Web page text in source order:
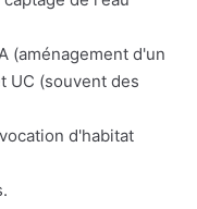
(aménagement d'un
UC (souvent des
d'habitat